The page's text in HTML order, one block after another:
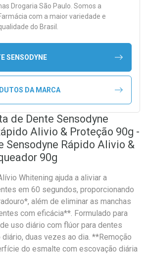
Drogaria São Paulo. Somos a
com a maior variedade e
do Brasil.
SENSODYNE
DA MARCA
de Dente Sensodyne
Alivio & Proteção 90g -
Sensodyne Rápido Alivio &
90g
Whitening ajuda a aliviar a
em 60 segundos, proporcionando
além de eliminar as manchas
com eficácia**. Formulado para
uso diário com flúor para dentes
duas vezes ao dia. **Remoção
do esmalte com escovação diária